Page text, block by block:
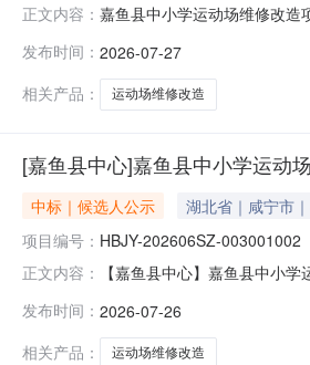
正文内容： 嘉鱼县中小学运动场维修改
二次)（标段名称）于2026年
发布时间： 2026-07-27
相关产品：
运动场维修改造
[嘉鱼县中心]嘉鱼县中小学运动
中标｜候选人公示 湖北省｜咸宁市
项目编号： HBJY-202606SZ-003001002
正文内容：
【嘉鱼县中心】嘉鱼县中小
易中心503开标，并于2026年
发布时间： 2026-07-26
相关产品：
运动场维修改造